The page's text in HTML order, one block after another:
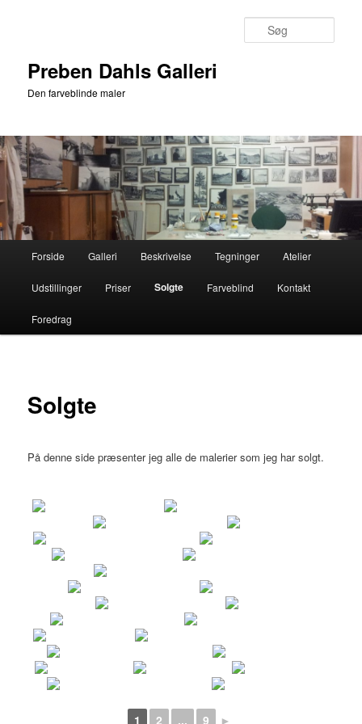
Preben Dahls Galleri
Den farveblinde maler
Forside Galleri Beskrivelse Tegninger Atelier
Udstillinger Priser Solgte Farveblind Kontakt
Foredrag
Solgte
På denne side præsenter jeg alle de malerier som jeg har solgt.
1 2 ... 9 ►